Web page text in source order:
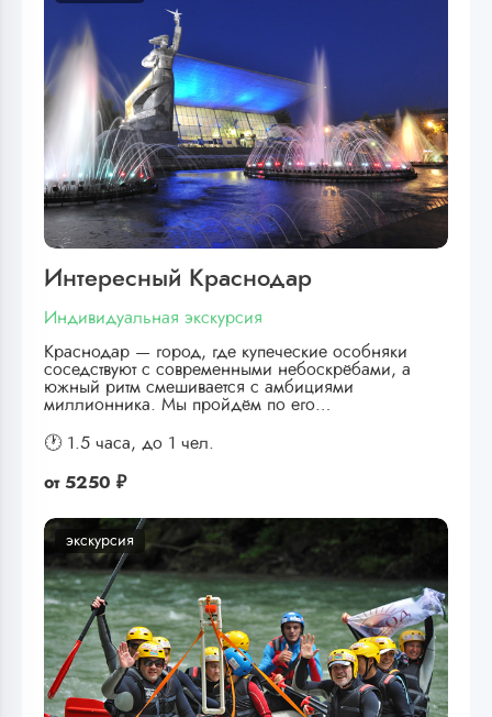
Интересный Краснодар
Индивидуальная экскурсия
Краснодар — город, где купеческие особняки
соседствуют с современными небоскрёбами, а
южный ритм смешивается с амбициями
миллионника. Мы пройдём по его…
🕐 1.5 часа, до 1 чел.
от 5250 ₽
экскурсия